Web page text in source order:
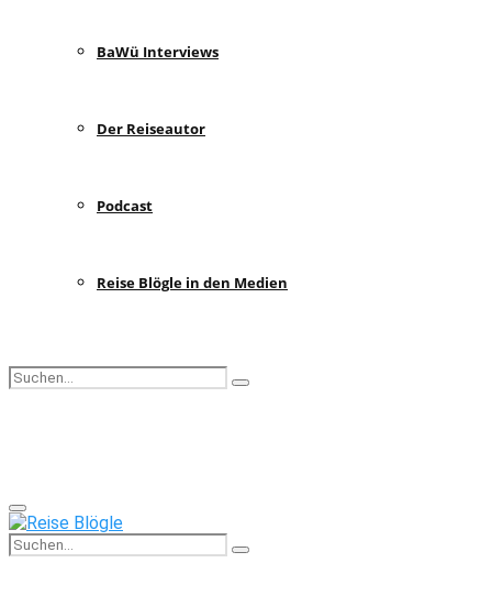
BaWü Interviews
Der Reiseautor
Podcast
Reise Blögle in den Medien
Search
Search
Primary
Menu
Search
for:
Search